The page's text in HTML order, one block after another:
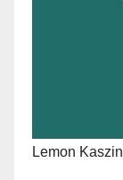
Lemon